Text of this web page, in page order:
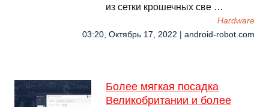
из сетки крошечных све …
Hardware
03:20, Октябрь 17, 2022 | android-robot.com
Более мягкая посадка
Великобритании и более